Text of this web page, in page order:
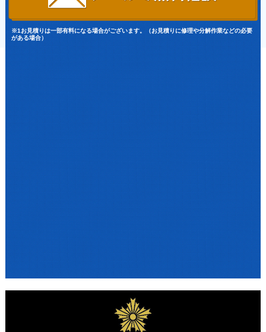
※1お見積りは一部有料になる場合がございます。（お見積りに修理や分解作業などの必要
がある場合）